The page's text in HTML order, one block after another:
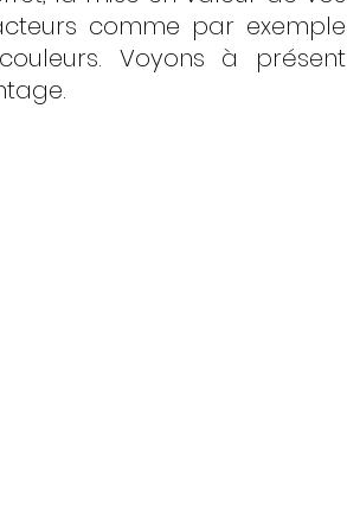
comme par exemple
Voyons à présent